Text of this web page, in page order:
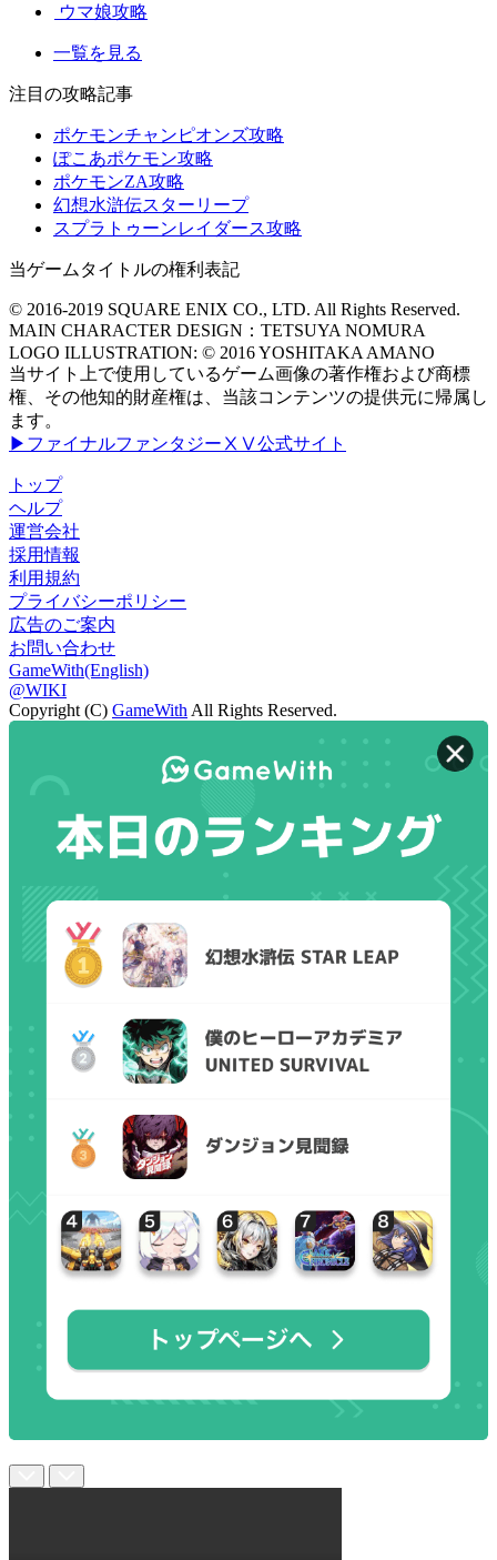
ウマ娘攻略
一覧を見る
注目の攻略記事
ポケモンチャンピオンズ攻略
ぽこあポケモン攻略
ポケモンZA攻略
幻想水滸伝スターリープ
スプラトゥーンレイダース攻略
当ゲームタイトルの権利表記
© 2016-2019 SQUARE ENIX CO., LTD. All Rights Reserved.
MAIN CHARACTER DESIGN：TETSUYA NOMURA
LOGO ILLUSTRATION: © 2016 YOSHITAKA AMANO
当サイト上で使用しているゲーム画像の著作権および商標
権、その他知的財産権は、当該コンテンツの提供元に帰属し
ます。
▶ファイナルファンタジーⅩⅤ公式サイト
トップ
ヘルプ
運営会社
採用情報
利用規約
プライバシーポリシー
広告のご案内
お問い合わせ
GameWith(English)
@WIKI
Copyright (C) GameWith All Rights Reserved.